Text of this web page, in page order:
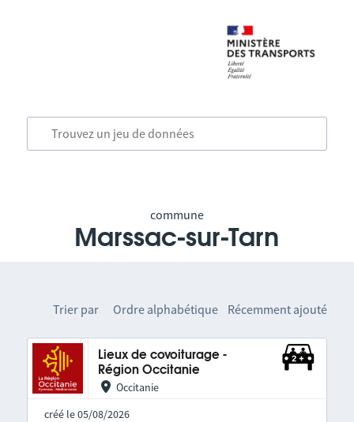
commune
Marssac-sur-Tarn
Trier par Ordre alphabétique Récemment ajouté
Lieux de covoiturage -
Région Occitanie
Occitanie
créé le 05/08/2026